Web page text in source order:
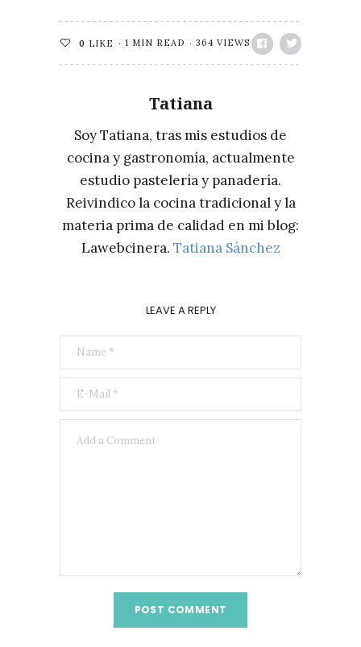
0 LIKE 1 MIN READ 364 VIEWS
Tatiana
Soy Tatiana, tras mis estudios de
cocina y gastronomía, actualmente
estudio pastelería y panadería.
Reivindico la cocina tradicional y la
materia prima de calidad en mi blog:
Lawebcinera. Tatiana Sánchez
LEAVE A REPLY